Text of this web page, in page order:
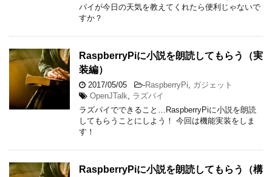
パイが今日の天気を教えてくれたら便利じゃないで
すか？
RaspberryPiに小説を朗読してもらう（実
装編）
2017/05/05 -RaspberryPi
ガジェット
OpenJTalk
ラズパイ
ラズパイでできること…RaspberryPiに小説を朗読
してもらうことにしよう！ 今回は機能実装をしま
す！
RaspberryPiに小説を朗読してもらう（構